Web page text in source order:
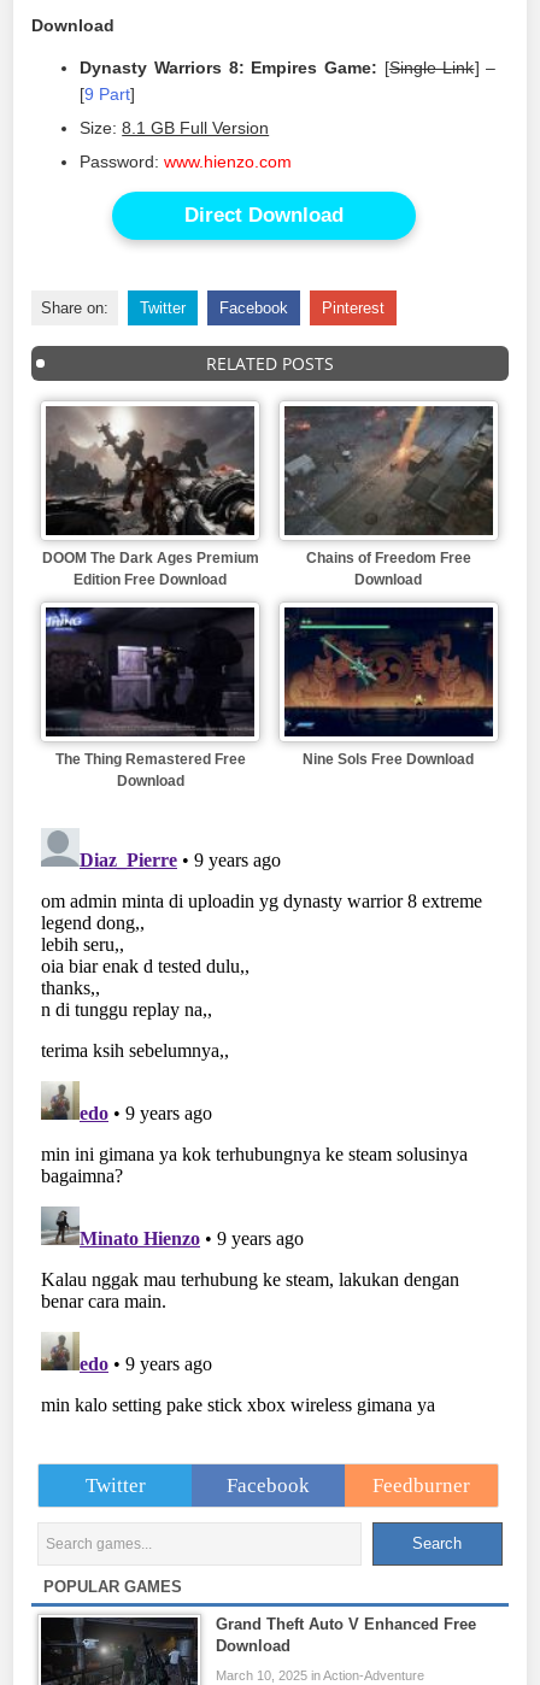
Download
Dynasty Warriors 8: Empires Game: [Single Link] –
[9 Part]
Size:8.1 GB Full Version
Password:www.hienzo.com
Direct Download
Share on: Twitter Facebook Pinterest
RELATED POSTS
DOOM The Dark Ages Premium
Edition Free Download
Chains of Freedom Free
Download
The Thing Remastered Free
Download
Nine Sols Free Download
Twitter Facebook Feedburner
POPULAR GAMES
Grand Theft Auto V Enhanced Free
Download
March 10, 2025 in Action-Adventure